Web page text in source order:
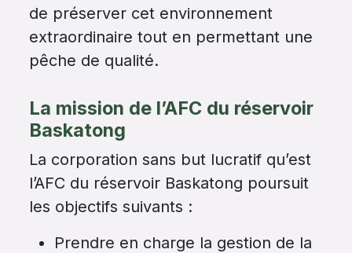
de préserver cet environnement
extraordinaire tout en permettant une
pêche de qualité.
La mission de l’AFC du réservoir
Baskatong
La corporation sans but lucratif qu’est
l’AFC du réservoir Baskatong poursuit
les objectifs suivants :
Prendre en charge la gestion de la